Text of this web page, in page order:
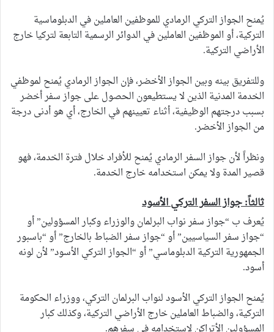
يُمنح الجواز التركي الرمادي للموظفين العاملين في الدبلوماسية
التركية، أو الموظفين العاملين في الدوائر الرسمية التابعة لتركيا خارج
الأراضي التركية.
وللتفريق بينه وبين الجواز الأخضر، فإن الجواز الرمادي يُمنح لموظفي
الخدمة المدنية الذين لا يستطيعون الحصول على جواز سفر أخضر
بسبب درجتهم الوظيفية، أثناء تعيينهم في الخارج، أي هو أدنى درجة
من الجواز الأخضر.
ونظراً لأن جواز السفر الرمادي يُمنح للأفراد خلال فترة الخدمة، فهو
قصير المدة ولا يمكن استخدامه خارج الخدمة.
ثالثاً: جواز السفر التركي الأسود
يُعرف ب “جواز سفر نواب البرلمان والوزراء وكبار المسؤولين” أو
“جواز سفر السياسيين” أو “جواز سفر الضباط بالخارج” أو “باسبور
الجمهورية التركية الدبلوماسي” أو “الجواز التركي الأسود” لأن لونه
أسود.
يُمنح الجواز التركي الأسود لنواب البرلمان التركي، ووزراء الحكومة
التركية، والضباط العاملين خارج الأراضي التركية، وكذلك كبار